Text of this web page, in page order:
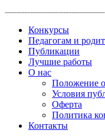
содержимому
Конкурсы
Педагогам и
Публикации
Лучшие работы
О нас
Положение
Условия
Оферта
Политика
Контакты